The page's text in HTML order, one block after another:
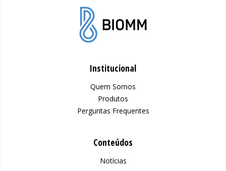
Institucional
Quem Somos
Produtos
Perguntas Frequentes
Conteúdos
Notícias